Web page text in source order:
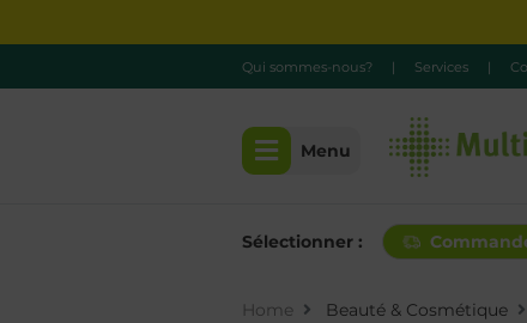
Qui sommes-nous? | Services |
Menu
Sélectionner :
Home Beauté & Cosmétique